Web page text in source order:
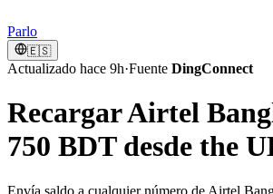
Parlo
🇪🇸
Actualizado hace 9h·Fuente DingConnect
Recargar Airtel
750 BDT desde the
Envía saldo a cualquier número de Airtel